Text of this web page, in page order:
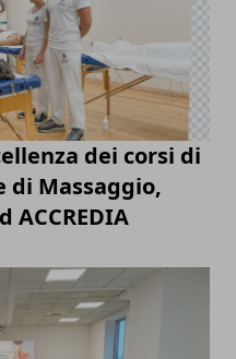
dei corsi di
di Massaggio,